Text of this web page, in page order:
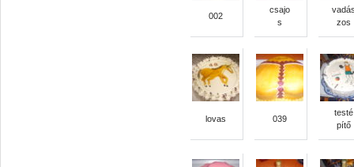
002
csajo
s
zos
lovas 039
testé
pítő